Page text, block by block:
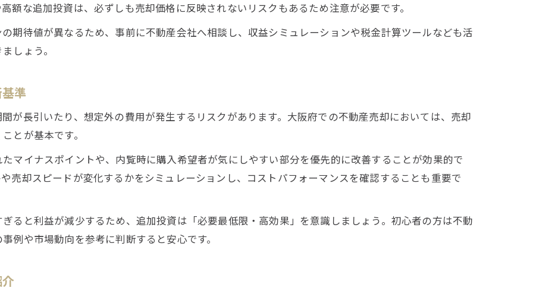
不動産売却確定申告の流れと注意点を整理
追加投資に伴う税金対策の実践ポイント
不動産売却時に知るべき税金控除や特例制度
額な追加投資は、必ずしも売却価格に反映されないリスクもあるため注意が必要です。
期待値が異なるため、事前に不動産会社へ相談し、収益シミュレーションや税金計算ツールなども活
しょう。
準
が長引いたり、想定外の費用が発生するリスクがあります。大阪府での不動産売却においては、売却
とが基本です。
マイナスポイントや、内覧時に購入希望者が気にしやすい部分を優先的に改善することが効果的で
売却スピードが変化するかをシミュレーションし、コストパフォーマンスを確認することも重要で
ると利益が減少するため、追加投資は「必要最低限・高効果」を意識しましょう。初心者の方は不動
例や市場動向を参考に判断すると安心です。
来店予約はこちら
来店予約はこちら